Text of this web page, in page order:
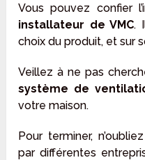
Vous pouvez confier
installateur de VMC.
choix du produit, et sur
Veillez à ne pas
système de
votre maison.
Pour terminer,
par différentes